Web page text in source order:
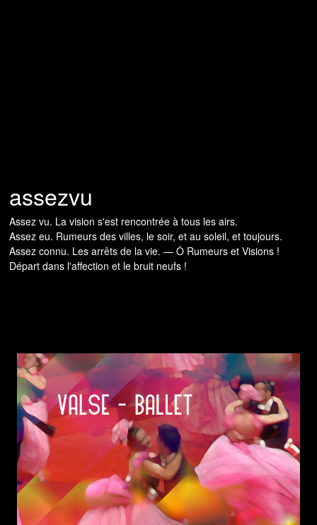
assezvu
Assez vu. La vision s'est rencontrée à tous les airs.
Assez eu. Rumeurs des villes, le soir, et au soleil, et toujours.
Assez connu. Les arrêts de la vie. — Ô Rumeurs et Visions !
Départ dans l'affection et le bruit neufs !